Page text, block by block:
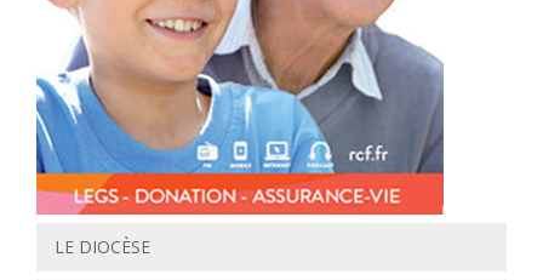
LE DIOCÈSE